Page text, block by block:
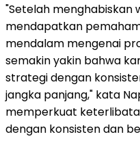
"Setelah menghabiskan
mendapatkan
mendalam mengenai
semakin yakin bahwa
strategi dengan
jangka panjang," kata
memperkuat
dengan konsisten dan